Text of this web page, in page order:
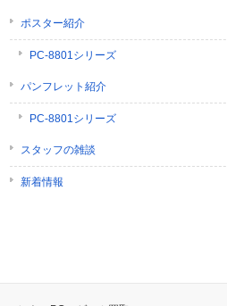
ポスター紹介
PC-8801シリーズ
パンフレット紹介
PC-8801シリーズ
スタッフの雑談
新着情報